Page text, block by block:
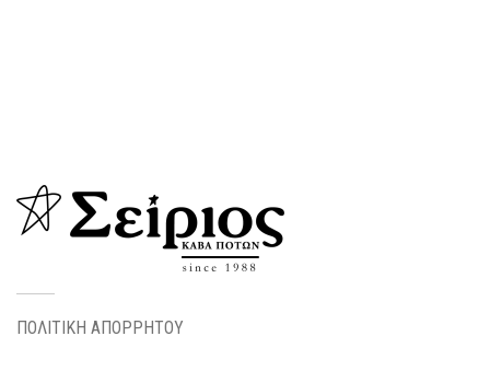
ΠΟΛΙΤΙΚΗ ΑΠΟΡΡΗΤΟΥ